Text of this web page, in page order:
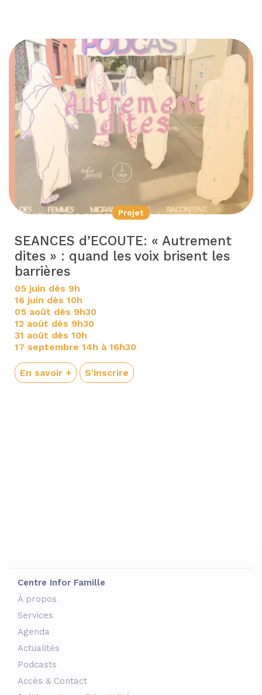
Projet
SEANCES d’ECOUTE: « Autrement
dites » : quand les voix brisent les
barrières
05 juin dès 9h
16 juin dès 10h
05 août dès 9h30
12 août dès 9h30
31 août dès 10h
17 septembre 14h à 16h30
En savoir + S'inscrire
Centre Infor Famille
À propos
Services
Agenda
Actualités
Podcasts
Accès & Contact